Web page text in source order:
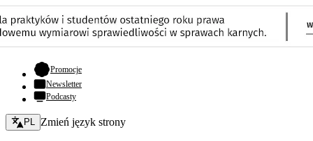
Promocje- otwiera się w nowej karcie
Newsletter
Podcasty
Zmień język - bieżący:
PL Zmień język strony